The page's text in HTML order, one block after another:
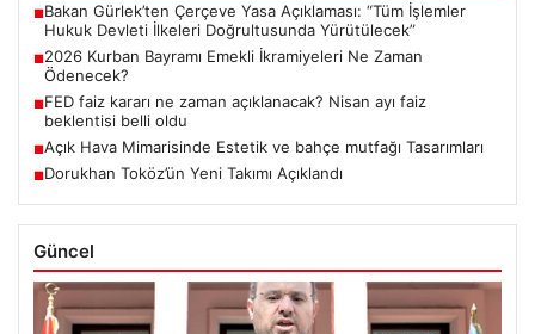
■Bakan Gürlek’ten Çerçeve Yasa Açıklaması: “Tüm İşlemler
Hukuk Devleti İlkeleri Doğrultusunda Yürütülecek”
■2026 Kurban Bayramı Emekli İkramiyeleri Ne Zaman
Ödenecek?
■FED faiz kararı ne zaman açıklanacak? Nisan ayı faiz
beklentisi belli oldu
■Açık Hava Mimarisinde Estetik ve bahçe mutfağı Tasarımları
■Dorukhan Toköz’ün Yeni Takımı Açıklandı
Güncel